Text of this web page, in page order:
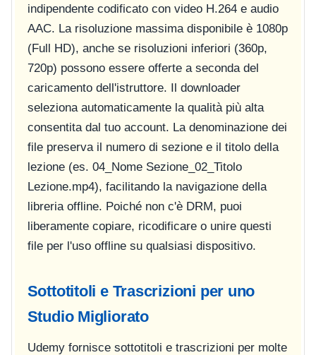
indipendente codificato con video H.264 e audio
AAC. La risoluzione massima disponibile è 1080p
(Full HD), anche se risoluzioni inferiori (360p,
720p) possono essere offerte a seconda del
caricamento dell'istruttore. Il downloader
seleziona automaticamente la qualità più alta
consentita dal tuo account. La denominazione dei
file preserva il numero di sezione e il titolo della
lezione (es. 04_Nome Sezione_02_Titolo
Lezione.mp4), facilitando la navigazione della
libreria offline. Poiché non c'è DRM, puoi
liberamente copiare, ricodificare o unire questi
file per l'uso offline su qualsiasi dispositivo.
Sottotitoli e Trascrizioni per uno
Studio Migliorato
Udemy fornisce sottotitoli e trascrizioni per molte